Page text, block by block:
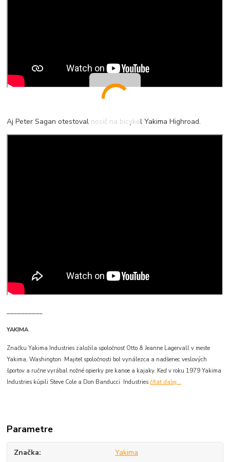
Aj Peter Sagan otestoval nosič na bicykel Yakima Highroad.
__________
YAKIMA
Značku Yakima Industries založila spoločnosť Otto & Jeanne Lagervall v meste
Yakima, Washington. Majiteľ spoločnosti bol vynálezca a nadšenec veslových
športov a ručne vyrábal nožné opierky pre kanoe a kajaky. Keď v roku 1979 Yakima
Industries kúpili Steve Cole a Don Banducci Industriesčítať ďalej...
Parametre
Značka Yakima